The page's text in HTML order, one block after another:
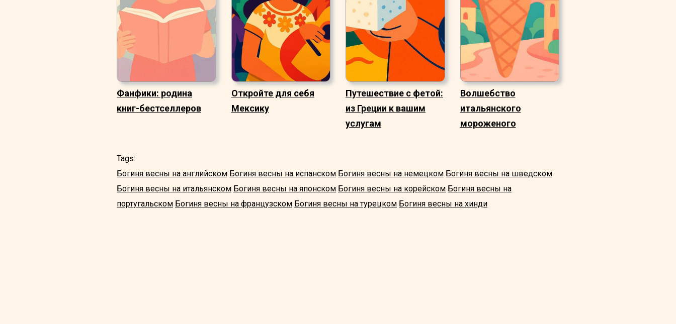
Фанфики: родина
книг-бестселлеров
Откройте для себя
Мексику
Путешествие с фетой:
из Греции к вашим
услугам
Волшебство
итальянского
мороженого
Tags:
Богиня весны на английском Богиня весны на испанском Богиня весны на немецком Богиня весны на шведском
Богиня весны на итальянском Богиня весны на японском Богиня весны на корейском Богиня весны на
португальском Богиня весны на французском Богиня весны на турецком Богиня весны на хинди